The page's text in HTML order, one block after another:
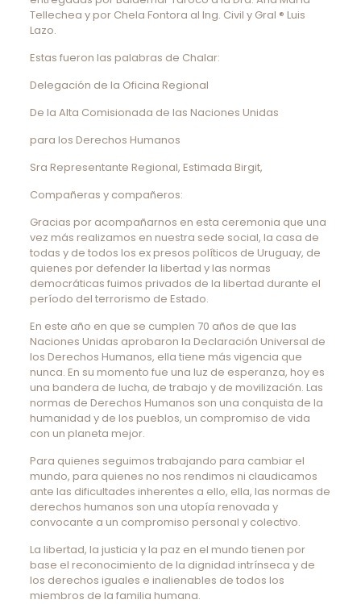
Tellechea y por Chela Fontora al Ing. Civil y Gral ® Luis
Lazo.
Estas fueron las palabras de Chalar:
Delegación de la Oficina Regional
De la Alta Comisionada de las Naciones Unidas
para los Derechos Humanos
Sra Representante Regional, Estimada Birgit,
Compañeras y compañeros:
Gracias por acompañarnos en esta ceremonia que una
vez más realizamos en nuestra sede social, la casa de
todas y de todos los ex presos políticos de Uruguay, de
quienes por defender la libertad y las normas
democráticas fuimos privados de la libertad durante el
período del terrorismo de Estado.
En este año en que se cumplen 70 años de que las
Naciones Unidas aprobaron la Declaración Universal de
los Derechos Humanos, ella tiene más vigencia que
nunca. En su momento fue una luz de esperanza, hoy es
una bandera de lucha, de trabajo y de movilización. Las
normas de Derechos Humanos son una conquista de la
humanidad y de los pueblos, un compromiso de vida
con un planeta mejor.
Para quienes seguimos trabajando para cambiar el
mundo, para quienes no nos rendimos ni claudicamos
ante las dificultades inherentes a ello, ella, las normas de
derechos humanos son una utopía renovada y
convocante a un compromiso personal y colectivo.
La libertad, la justicia y la paz en el mundo tienen por
base el reconocimiento de la dignidad intrínseca y de
los derechos iguales e inalienables de todos los
miembros de la familia humana.